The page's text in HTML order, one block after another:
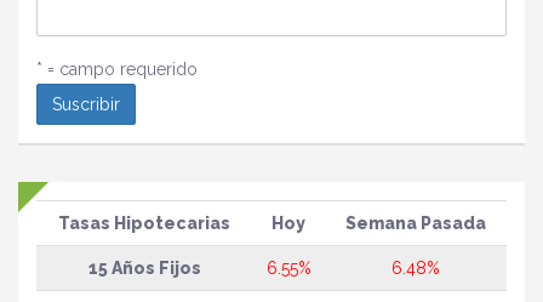
* = campo requerido
Tasas Hipotecarias Hoy Semana Pasada
15 Años Fijos 6.55% 6.48%